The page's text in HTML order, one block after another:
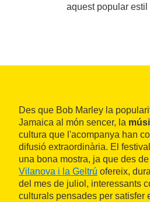
aquest popular estil
Des que Bob Marley la
Jamaica al món sencer, la
cultura que l'acompanya han
difusió extraordinària. El
una bona mostra, ja que des
Vilanova i la Geltrú ofereix,
del mes de juliol, interessants
culturals pensades per satisfer